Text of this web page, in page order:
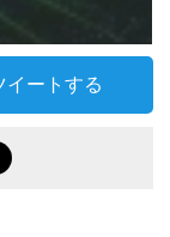
イートする